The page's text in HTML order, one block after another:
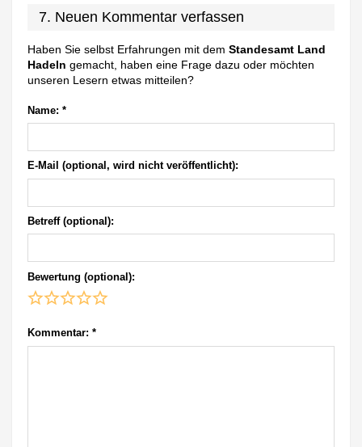
7. Neuen Kommentar verfassen
Haben Sie selbst Erfahrungen mit demStandesamt Land
Hadeln gemacht, haben eine Frage dazu oder möchten
unseren Lesern etwas mitteilen?
Name: *
E-Mail (optional, wird nicht veröffentlicht):
Betreff (optional):
Bewertung (optional):
Kommentar: *